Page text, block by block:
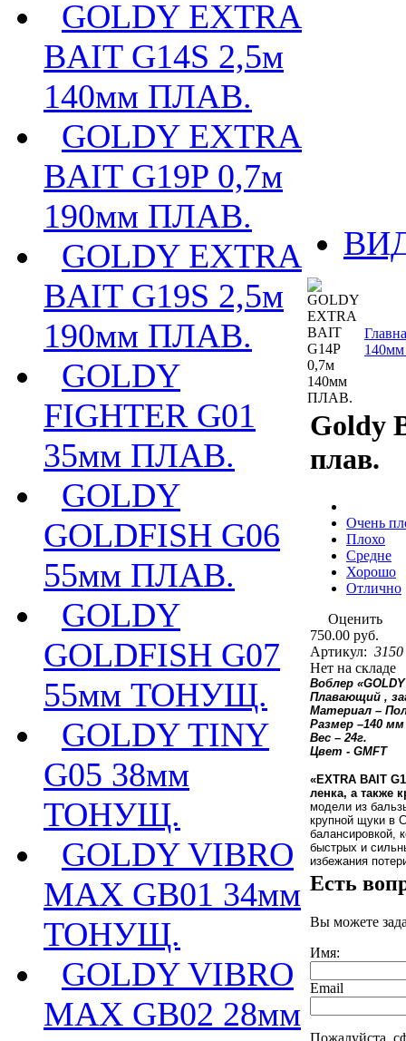
GOLDY EXTRA
BAIT G14S 2,5м
140мм ПЛАВ.
GOLDY EXTRA
BAIT G19P 0,7м
190мм ПЛАВ.
GOLDY EXTRA
BAIT G19S 2,5м
190мм ПЛАВ.
GOLDY
FIGHTER G01
35мм ПЛАВ.
GOLDY
GOLDFISH G06
55мм ПЛАВ.
GOLDY
GOLDFISH G07
55мм ТОНУЩ.
GOLDY TINY
G05 38мм
ТОНУЩ.
GOLDY VIBRO
MAX GB01 34мм
ТОНУЩ.
GOLDY VIBRO
MAX GB02 28мм
Goldy
плав.
Очень
Плохо
Средне
Хорошо
Отлично
Оценить
750.00 руб.
Артикул: 3150
Нет на складе
Воблер «GOLDY
Плавающий ,
Материал –
Размер –140 мм
Вес – 24г.
Цвет - GMFT
«EXTRA BAIT
ленка, а также
модели из
крупной щуки в
балансировкой,
быстрых и
избежания
Есть
Вы можете
Имя:
Email
Пожалуйста,